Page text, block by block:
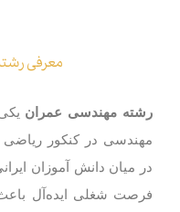
معرفی
رشته مهندسی عمران
مهندسی در کنکور
در میان دانش آموزان
فرصت شغلی ایده‌آل